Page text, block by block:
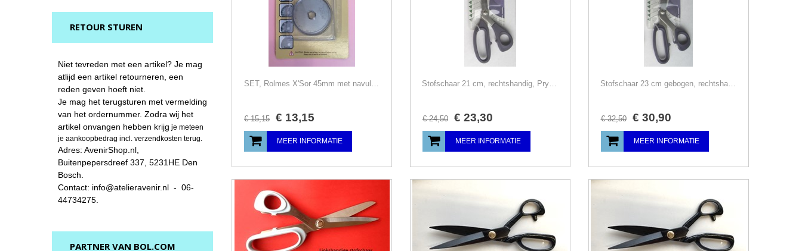
SET, Rolmes X'Sor 45mm met navul mes
€ 15,15 € 13,15
MEER INFORMATIE
Stofschaar 21 cm, rechtshandig, Prym/Kai
€ 24,50 € 23,30
MEER INFORMATIE
Stofschaar 23 cm gebogen, rechtshandig, Prym/Kai
€ 32,50 € 30,90
MEER INFORMATIE
RETOUR STUREN
Niet tevreden met een artikel? Je mag
atlijd een artikel retourneren, een
reden geven hoeft niet.
Je mag het terugsturen met vermelding
van het ordernummer. Zodra wij het
artikel onvangen hebben krijg je meteen
je aankoopbedrag incl. verzendkosten terug.
Adres: AvenirShop.nl,
Buitenpepersdreef 337, 5231HE Den
Bosch.
Contact: info@atelieravenir.nl - 06-
44734275.
PARTNER VAN BOL.COM